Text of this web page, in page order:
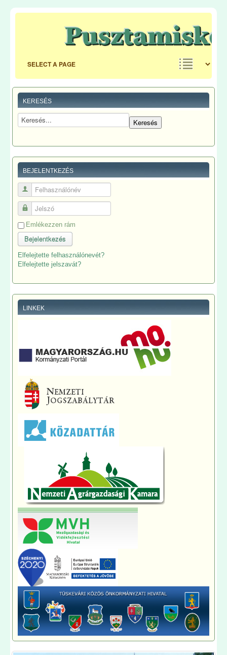
KERESÉS
BEJELENTKEZÉS
Felhasználónév
Jelszó
Emlékezzen rám
Bejelentkezés
Elfelejtette felhasználónevét?
Elfelejtette jelszavát?
LINKEK